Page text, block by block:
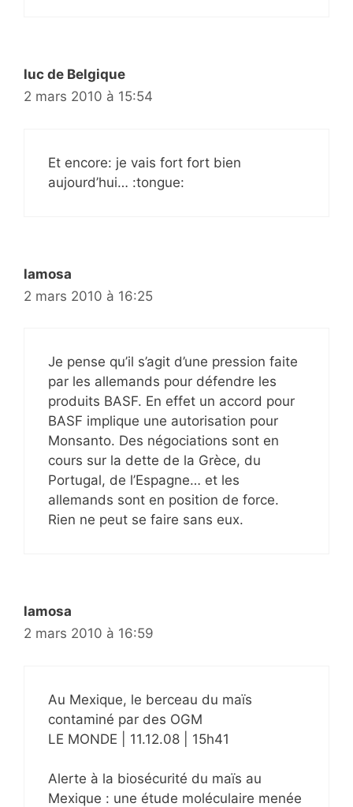
luc de Belgique
2 mars 2010 à 15:54
Et encore: je vais fort fort bien
aujourd’hui… :tongue:
lamosa
2 mars 2010 à 16:25
Je pense qu’il s’agit d’une pression faite
par les allemands pour défendre les
produits BASF. En effet un accord pour
BASF implique une autorisation pour
Monsanto. Des négociations sont en
cours sur la dette de la Grèce, du
Portugal, de l’Espagne… et les
allemands sont en position de force.
Rien ne peut se faire sans eux.
lamosa
2 mars 2010 à 16:59
Au Mexique, le berceau du maïs
contaminé par des OGM
LE MONDE | 11.12.08 | 15h41
Alerte à la biosécurité du maïs au
Mexique : une étude moléculaire menée